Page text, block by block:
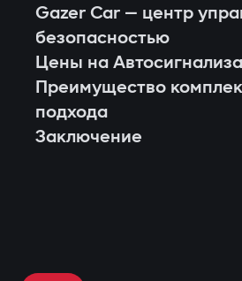
Gazer Car — центр
безопасностью
Цены на
Преимущество
подхода
Заключение